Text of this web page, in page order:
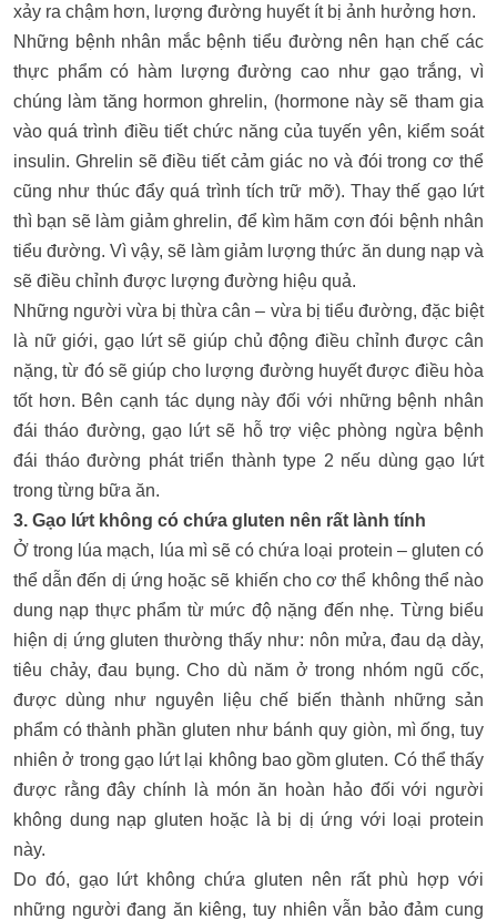
xảy ra chậm hơn, lượng đường huyết ít bị ảnh hưởng hơn.
Những bệnh nhân mắc bệnh tiểu đường nên hạn chế các
thực phẩm có hàm lượng đường cao như gạo trắng, vì
chúng làm tăng hormon ghrelin, (hormone này sẽ tham gia
vào quá trình điều tiết chức năng của tuyến yên, kiểm soát
insulin. Ghrelin sẽ điều tiết cảm giác no và đói trong cơ thể
cũng như thúc đẩy quá trình tích trữ mỡ). Thay thế gạo lứt
thì bạn sẽ làm giảm ghrelin, để kìm hãm cơn đói bệnh nhân
tiểu đường. Vì vậy, sẽ làm giảm lượng thức ăn dung nạp và
sẽ điều chỉnh được lượng đường hiệu quả.
Những người vừa bị thừa cân – vừa bị tiểu đường, đặc biệt
là nữ giới, gạo lứt sẽ giúp chủ động điều chỉnh được cân
nặng, từ đó sẽ giúp cho lượng đường huyết được điều hòa
tốt hơn. Bên cạnh tác dụng này đối với những bệnh nhân
đái tháo đường, gạo lứt sẽ hỗ trợ việc phòng ngừa bệnh
đái tháo đường phát triển thành type 2 nếu dùng gạo lứt
trong từng bữa ăn.
3. Gạo lứt không có chứa gluten nên rất lành tính
Ở trong lúa mạch, lúa mì sẽ có chứa loại protein – gluten có
thể dẫn đến dị ứng hoặc sẽ khiến cho cơ thể không thể nào
dung nạp thực phẩm từ mức độ nặng đến nhẹ. Từng biểu
hiện dị ứng gluten thường thấy như: nôn mửa, đau dạ dày,
tiêu chảy, đau bụng. Cho dù năm ở trong nhóm ngũ cốc,
được dùng như nguyên liệu chế biến thành những sản
phẩm có thành phần gluten như bánh quy giòn, mì ống, tuy
nhiên ở trong gạo lứt lại không bao gồm gluten. Có thể thấy
được rằng đây chính là món ăn hoàn hảo đối với người
không dung nạp gluten hoặc là bị dị ứng với loại protein
này.
Do đó, gạo lứt không chứa gluten nên rất phù hợp với
những người đang ăn kiêng, tuy nhiên vẫn bảo đảm cung